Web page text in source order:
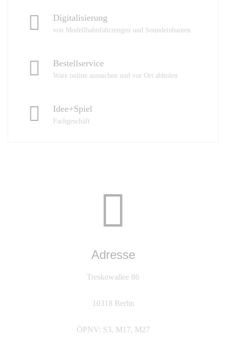
Digitalisierung
von Modellbahnfahrzeugen und Soundeinbauten
Bestellservice
Ware online aussuchen und vor Ort abholen
Idee+Spiel
Fachgeschäft
Adresse
Treskowallee 86
10318 Berlin
ÖPNV: S3, M17, M27